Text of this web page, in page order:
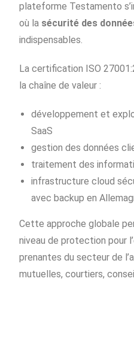
plateforme Testamento
où la sécurité des
indispensables.
La certification ISO
la chaîne de valeur :
développement et
SaaS
gestion des données
traitement des
infrastructure cloud
avec backup en
Cette approche globale
niveau de protection pour
prenantes du secteur de
mutuelles, courtiers,